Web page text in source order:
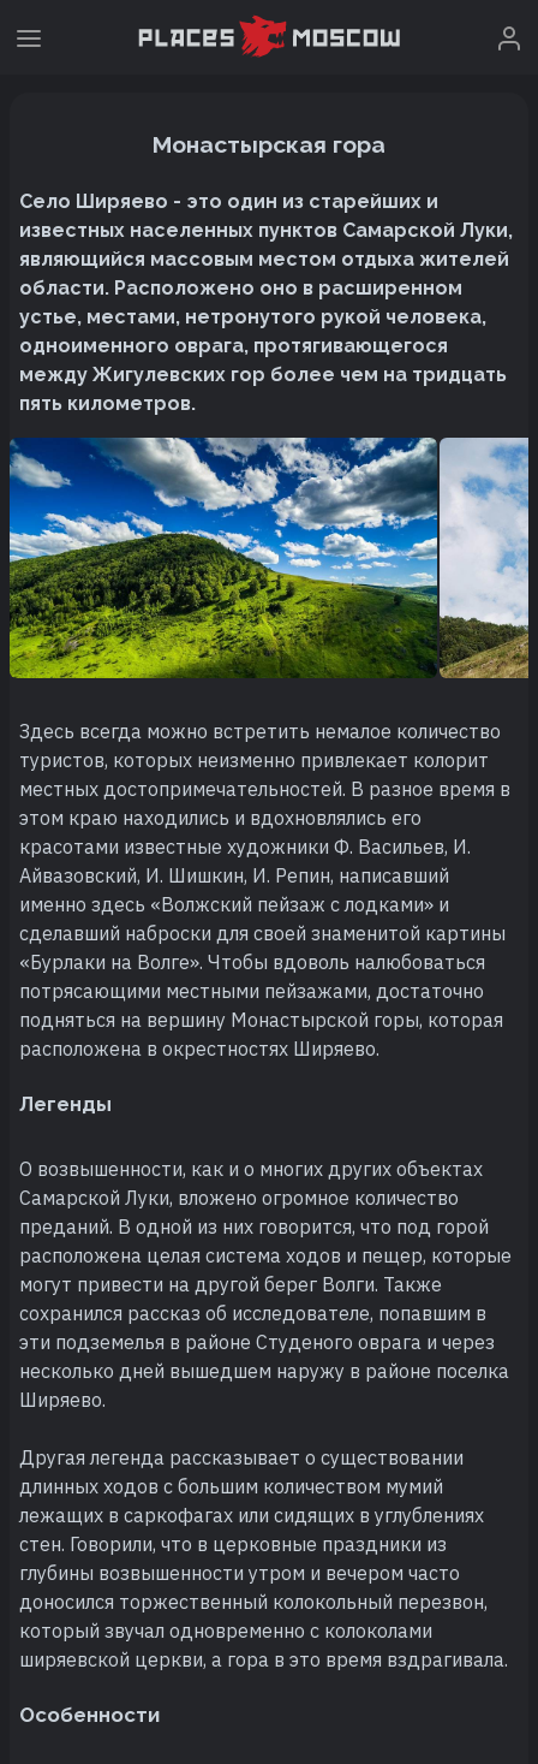
Монастырская гора
Село Ширяево - это один из старейших и
известных населенных пунктов Самарской Луки,
являющийся массовым местом отдыха жителей
области. Расположено оно в расширенном
устье, местами, нетронутого рукой человека,
одноименного оврага, протягивающегося
между Жигулевских гор более чем на тридцать
пять километров.
Здесь всегда можно встретить немалое количество
туристов, которых неизменно привлекает колорит
местных достопримечательностей. В разное время в
этом краю находились и вдохновлялись его
красотами известные художники Ф. Васильев, И.
Айвазовский, И. Шишкин, И. Репин, написавший
именно здесь «Волжский пейзаж с лодками» и
сделавший наброски для своей знаменитой картины
«Бурлаки на Волге». Чтобы вдоволь налюбоваться
потрясающими местными пейзажами, достаточно
подняться на вершину Монастырской горы, которая
расположена в окрестностях Ширяево.
Легенды
О возвышенности, как и о многих других объектах
Самарской Луки, вложено огромное количество
преданий. В одной из них говорится, что под горой
расположена целая система ходов и пещер, которые
могут привести на другой берег Волги. Также
сохранился рассказ об исследователе, попавшим в
эти подземелья в районе Студеного оврага и через
несколько дней вышедшем наружу в районе поселка
Ширяево.
Другая легенда рассказывает о существовании
длинных ходов с большим количеством мумий
лежащих в саркофагах или сидящих в углублениях
стен. Говорили, что в церковные праздники из
глубины возвышенности утром и вечером часто
доносился торжественный колокольный перезвон,
который звучал одновременно с колоколами
ширяевской церкви, а гора в это время вздрагивала.
Особенности